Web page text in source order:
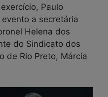
Paulo
a secretária
Helena dos
do Sindicato dos
de Rio Preto, Márcia